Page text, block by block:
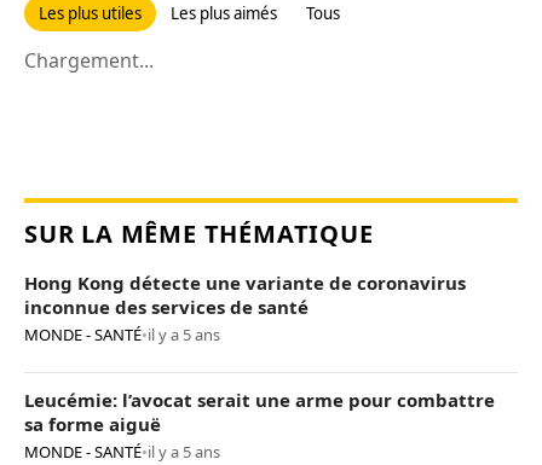
Les plus utiles Les plus aimés Tous
Chargement...
SUR LA MÊME THÉMATIQUE
Hong Kong détecte une variante de coronavirus
inconnue des services de santé
MONDE - SANTÉ•il y a 5 ans
Leucémie: l’avocat serait une arme pour combattre
sa forme aiguë
MONDE - SANTÉ•il y a 5 ans